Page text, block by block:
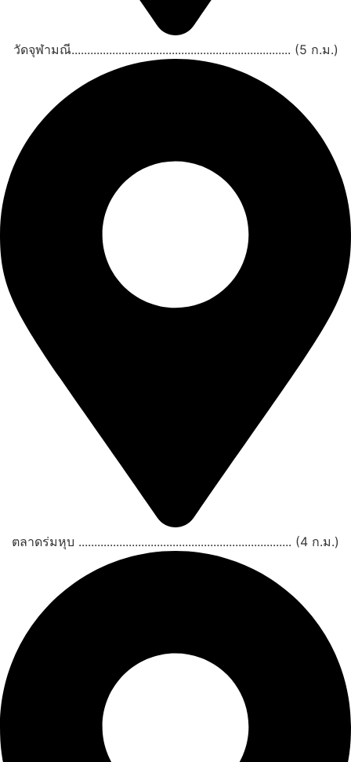
วัดจุฬามณี...................................................................... (5 ก.ม.)
ตลาดร่มหุบ .................................................................... (4 ก.ม.)